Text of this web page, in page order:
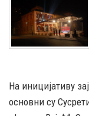
На иницијативу
основни су